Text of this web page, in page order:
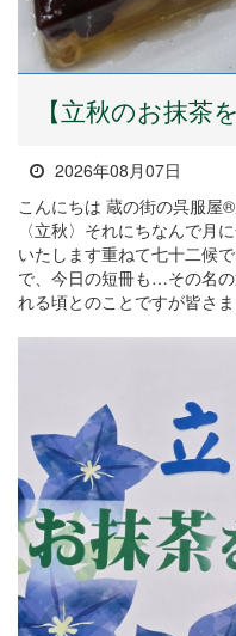
【立秋のお抹茶
2026年08月07日
こんにちは 蔵の街の呉服屋
〈立秋〉それにちなんで月
いたします重ねて七十二候
で、今日の短冊も…その名
れる頃とのことですが皆さ